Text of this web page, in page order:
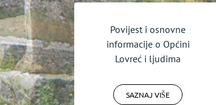
Povijest i osnovne
informacije o Općini
Lovreć i ljudima
SAZNAJ VIŠE